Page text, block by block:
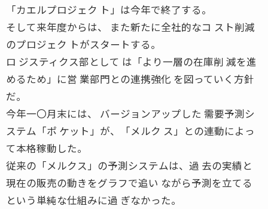
「カエルプロジェク ト」は今年で終了する。
そして来年度からは、 また新たに全社的なコ スト削減
のプロジェク トがスタートする。
ロ ジスティクス部として は「より一層の在庫削 減を進
めるため」に営 業部門との連携強化 を図っていく方針
だ。
今年一〇月末には、 バージョンアップした 需要予測シ
ステム「ポ ケット」が、「メルク ス」との連動によっ
て本格稼動した。
従来の「メルクス」の予測システムは、過 去の実績と
現在の販売の動きをグラフで追い ながら予測を立てる
という単純な仕組みに過 ぎなかった。